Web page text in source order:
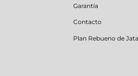
Garantía
Contacto
Plan Rebueno de Jata